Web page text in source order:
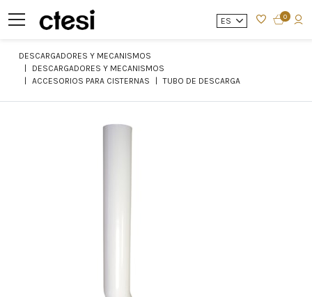
ES 0
DESCARGADORES Y MECANISMOS
DESCARGADORES Y MECANISMOS
ACCESORIOS PARA CISTERNAS
TUBO DE DESCARGA